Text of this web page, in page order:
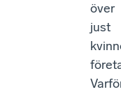
över
just